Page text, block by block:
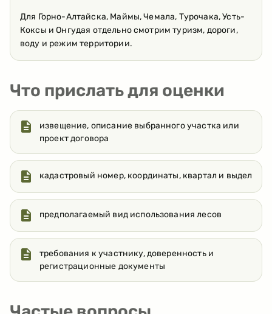
Для Горно-Алтайска, Маймы, Чемала, Турочака, Усть-
Коксы и Онгудая отдельно смотрим туризм, дороги,
воду и режим территории.
Что прислать для оценки
извещение, описание выбранного участка или
проект договора
кадастровый номер, координаты, квартал и выдел
предполагаемый вид использования лесов
требования к участнику, доверенность и
регистрационные документы